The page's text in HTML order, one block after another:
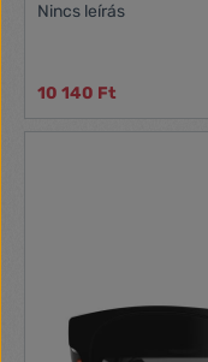
Nincs leírás
10 140 Ft